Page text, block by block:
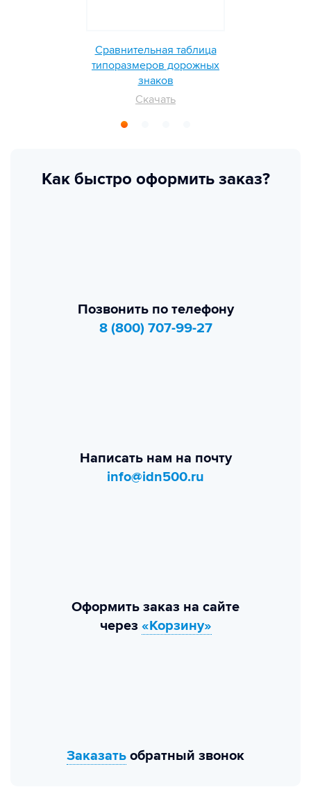
Сравнительная таблица
типоразмеров дорожных
знаков
Скачать
Как быстро оформить заказ?
Позвонить по телефону
8 (800) 707-99-27
Написать нам на почту
info@idn500.ru
Оформить заказ на сайте
через «Корзину»
Заказать обратный звонок